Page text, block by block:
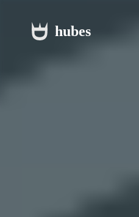
hubes